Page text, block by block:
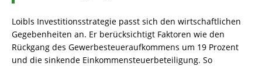
Loibls Investitionsstrategie passt sich den wirtschaftlichen
Gegebenheiten an. Er berücksichtigt Faktoren wie den
Rückgang des Gewerbesteueraufkommens um 19 Prozent
und die sinkende Einkommensteuerbeteiligung. So